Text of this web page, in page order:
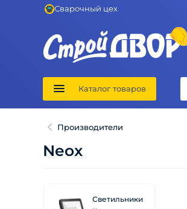
Сварочный цех
Каталог товаров
Производители
Neox
Светильники